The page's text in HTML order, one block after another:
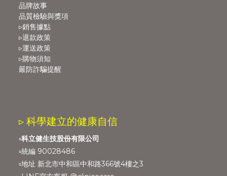
品牌故事
品質檢驗與獎項
▹銷售據點
▹退款政策
▹運送政策
▹購物須知
嚴防詐騙提醒
▹ 科學建立的健康自信
▫️科立健生技股份有限公司
▫️統編 90028486
▫️地址 新北市中和區中和路366號4樓之3